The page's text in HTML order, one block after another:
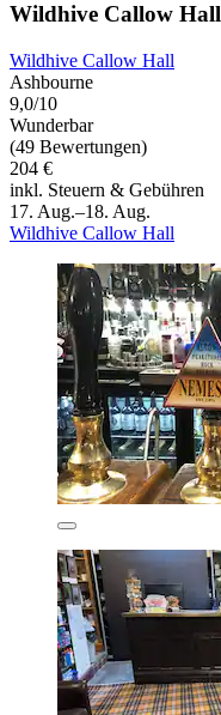
Wildhive Callow Hall
Wildhive Callow Hall
Ashbourne
9,0/10
Wunderbar
(49 Bewertungen)
204 €
inkl. Steuern & Gebühren
17. Aug.–18. Aug.
Wildhive Callow Hall